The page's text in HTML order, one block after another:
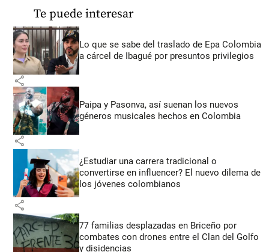
Te puede interesar
Lo que se sabe del traslado de Epa Colombia
a cárcel de Ibagué por presuntos privilegios
share
Paipa y Pasonva, así suenan los nuevos
géneros musicales hechos en Colombia
share
¿Estudiar una carrera tradicional o
convertirse en influencer? El nuevo dilema de
los jóvenes colombianos
share
77 familias desplazadas en Briceño por
combates con drones entre el Clan del Golfo
y disidencias